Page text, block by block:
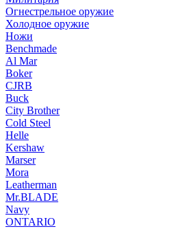
Огнестрельное оружие
Холодное оружие
Ножи
Benchmade
Al Mar
Boker
CJRB
Buck
City Brother
Cold Steel
Helle
Kershaw
Marser
Mora
Leatherman
Mr.BLADE
Navy
ONTARIO